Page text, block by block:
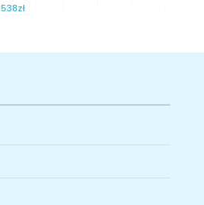
538zł